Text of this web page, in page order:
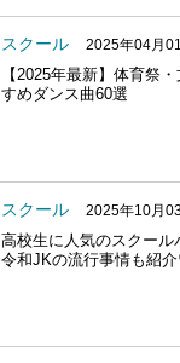
スクール 2025年04月
【2025年最新】体育祭
すめダンス曲60選
スクール 2025年10月
高校生に人気のスクー
令和JKの流行事情も紹